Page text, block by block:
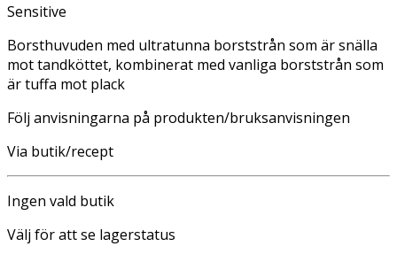
Sensitive
Borsthuvuden med ultratunna borststrån som är snälla
mot tandköttet, kombinerat med vanliga borststrån som
är tuffa mot plack
Följ anvisningarna på produkten/bruksanvisningen
Via butik/recept
Ingen vald butik
Välj för att se lagerstatus